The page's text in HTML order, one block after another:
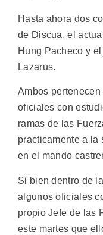
Hasta ahora dos
de Discua, el
Hung Pacheco y
Lazarus.
Ambos
oficiales con
ramas de las
practicamente a la
en el mando
Si bien dentro de
algunos oficiales
propio Jefe de las
este martes que